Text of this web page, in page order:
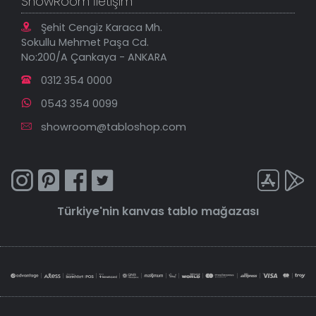
Şehit Cengiz Karaca Mh.
Sokullu Mehmet Paşa Cd.
No:200/A Çankaya - ANKARA
0312 354 0000
0543 354 0099
showroom@tabloshop.com
Türkiye'nin kanvas tablo mağazası